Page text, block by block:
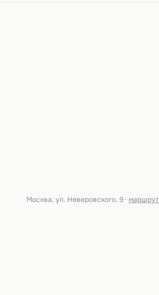
Москва, ул. Неверовского, 9 · маршрут